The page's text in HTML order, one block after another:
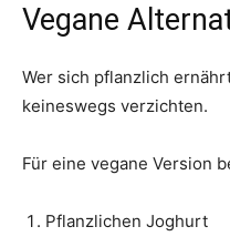
Vegane
Wer sich pflanzlich
keineswegs verzichten.
Für eine vegane Version
Pflanzlichen Joghurt